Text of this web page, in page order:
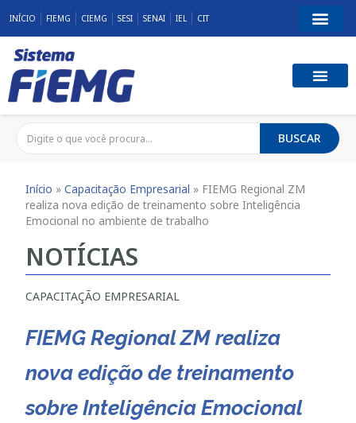
INÍCIO FIEMG CIEMG SESI SENAI IEL CIT
BUSCAR
Início »Capacitação Empresarial » FIEMG Regional ZM
realiza nova edição de treinamento sobre Inteligência
Emocional no ambiente de trabalho
NOTÍCIAS
CAPACITAÇÃO EMPRESARIAL
FIEMG Regional ZM realiza
nova edição de treinamento
sobre Inteligência Emocional